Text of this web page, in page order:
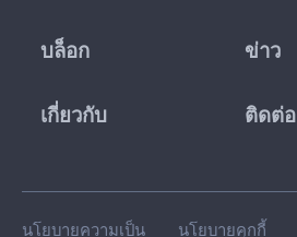
บล็อก ข่าว
เกี่ยวกับ ติดต่อ
นโยบายความเป็น นโยบายคุกกี้